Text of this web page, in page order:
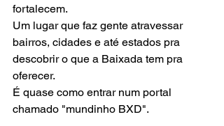
fortalecem.
Um lugar que faz gente atravessar
bairros, cidades e até estados pra
descobrir o que a Baixada tem pra
oferecer.
É quase como entrar num portal
chamado "mundinho BXD".